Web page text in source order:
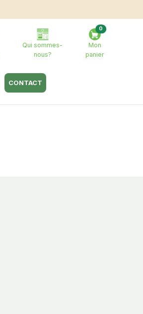
Qui sommes-
nous?
0
Mon
panier
CONTACT